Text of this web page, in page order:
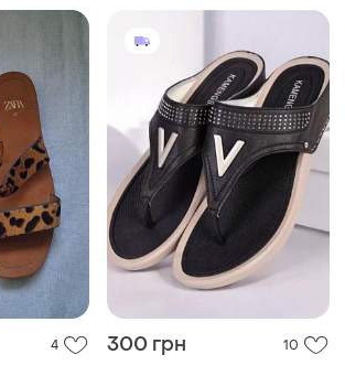
4 300 грн 10